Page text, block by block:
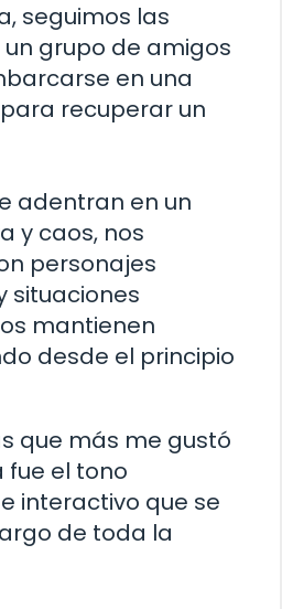
seguimos las
grupo de amigos
en una
recuperar un
adentran en un
y caos, nos
personajes
situaciones
mantienen
desde el principio
que más me gustó
fue el tono
interactivo que se
de toda la